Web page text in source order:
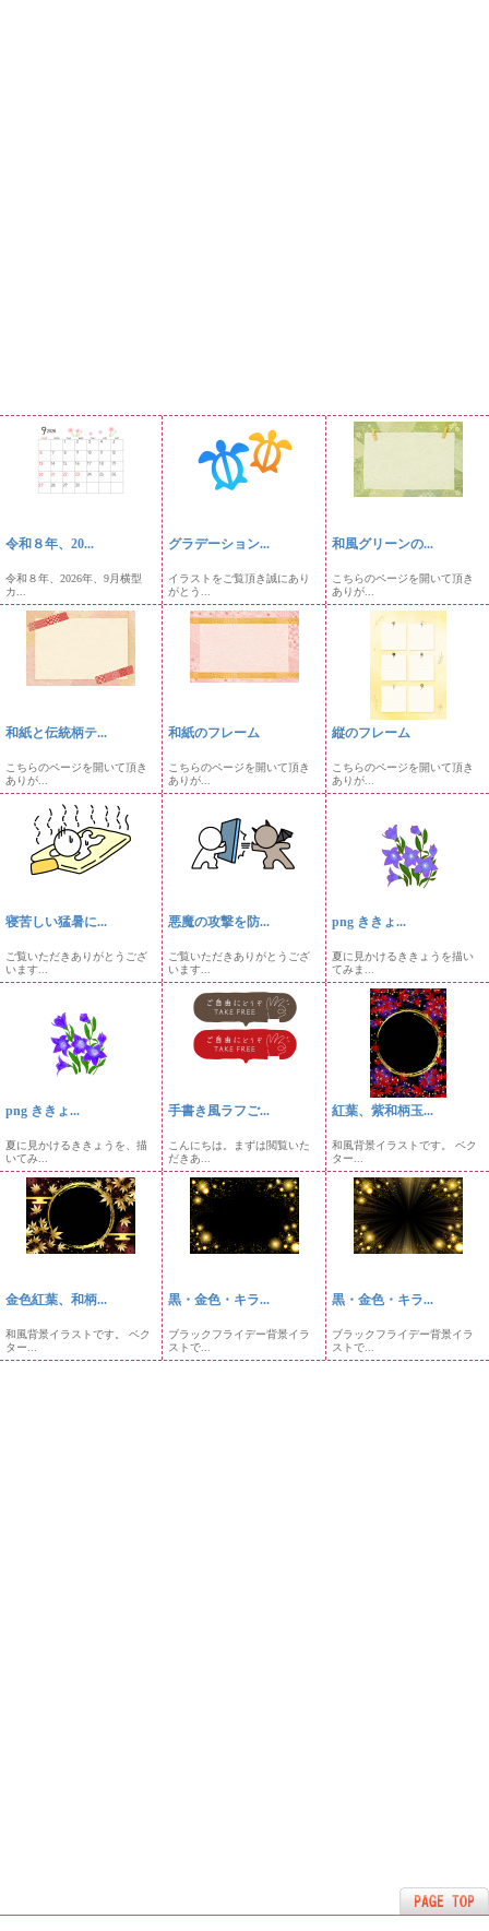
令和８年、20...
令和８年、2026年、9月横型
カ...
グラデーション...
イラストをご覧頂き誠にあり
がとう...
和風グリーンの...
こちらのページを開いて頂き
ありが...
和紙と伝統柄テ...
こちらのページを開いて頂き
ありが...
和紙のフレーム
こちらのページを開いて頂き
ありが...
縦のフレーム
こちらのページを開いて頂き
ありが...
寝苦しい猛暑に...
ご覧いただきありがとうござ
います...
悪魔の攻撃を防...
ご覧いただきありがとうござ
います...
png ききょ...
夏に見かけるききょうを描い
てみま...
png ききょ...
夏に見かけるききょうを、描
いてみ...
手書き風ラフご...
こんにちは。まずは閲覧いた
だきあ...
紅葉、紫和柄玉...
和風背景イラストです。 ベク
ター...
金色紅葉、和柄...
和風背景イラストです。 ベク
ター...
黒・金色・キラ...
ブラックフライデー背景イラ
ストで...
黒・金色・キラ...
ブラックフライデー背景イラ
ストで...